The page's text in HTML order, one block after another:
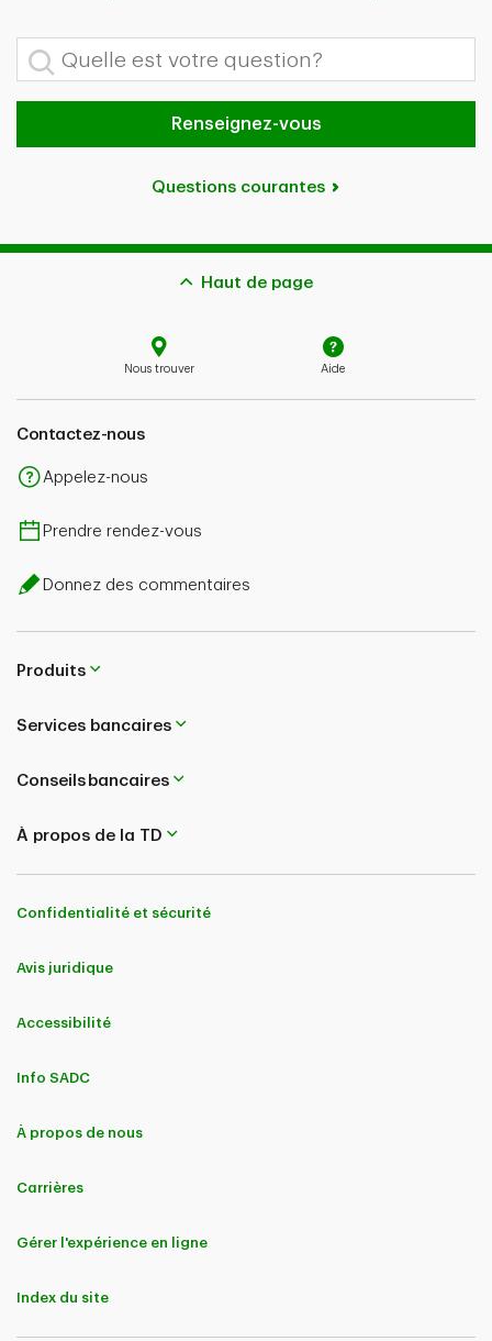
Quelle est votre question?
Renseignez-vous
Questions courantes
Haut de page
Nous trouver Aide
Contactez-nous
Appelez-nous
Prendre rendez-vous
Donnez des commentaires
Produits
Services bancaires
Conseils bancaires
À propos de la TD
Confidentialité et sécurité
Avis juridique
Accessibilité
Info SADC
À propos de nous
Carrières
Gérer l'expérience en ligne
Index du site